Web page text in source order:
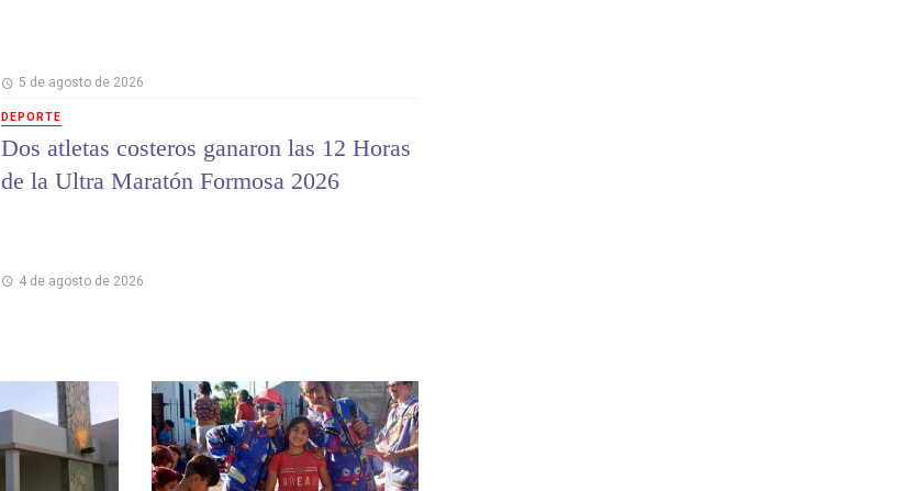
5 de agosto de 2026
DEPORTE
Dos atletas costeros ganaron las 12 Horas
de la Ultra Maratón Formosa 2026
4 de agosto de 2026